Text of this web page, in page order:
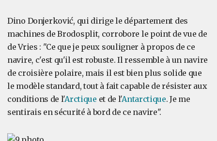
Dino Donjerković, qui dirige le département des
machines de Brodosplit, corrobore le point de vue de
de Vries : "Ce que je peux souligner à propos de ce
navire, c'est qu'il est robuste. Il ressemble à un navire
de croisière polaire, mais il est bien plus solide que
le modèle standard, tout à fait capable de résister aux
conditions de l'Arctique et de l'Antarctique. Je me
sentirais en sécurité à bord de ce navire".